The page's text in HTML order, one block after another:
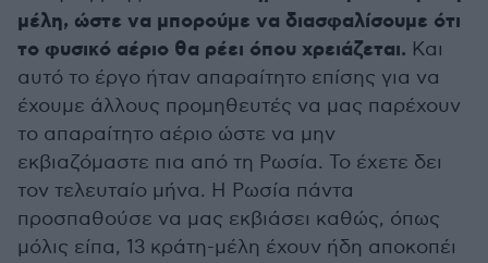
μέλη, ώστε να μπορούμε να διασφαλίσουμε ότι
το φυσικό αέριο θα ρέει όπου χρειάζεται. Και
αυτό το έργο ήταν απαραίτητο επίσης για να
έχουμε άλλους προμηθευτές να μας παρέχουν
το απαραίτητο αέριο ώστε να μην
εκβιαζόμαστε πια από τη Ρωσία. Το έχετε δει
τον τελευταίο μήνα. Η Ρωσία πάντα
προσπαθούσε να μας εκβιάσει καθώς, όπως
μόλις είπα, 13 κράτη-μέλη έχουν ήδη αποκοπέι